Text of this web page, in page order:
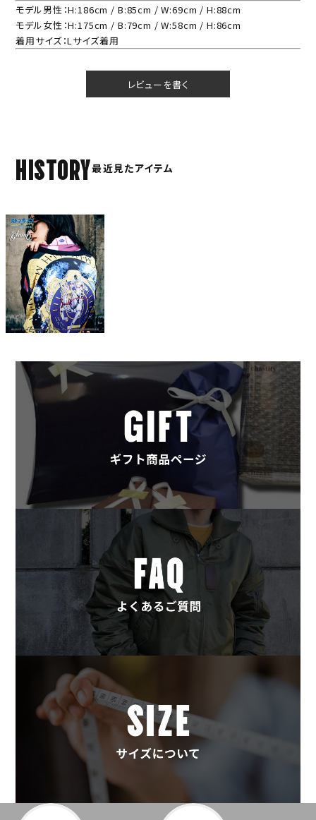
モデル男性：H:186cm / B:85cm / W:69cm / H:88cm
モデル女性：H:175cm / B:79cm / W:58cm / H:86cm
着用サイズ：Lサイズ着用
レビューを書く
HISTORY最近見たアイテム